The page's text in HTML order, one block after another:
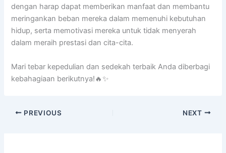
dengan harap dapat memberikan manfaat dan membantu
meringankan beban mereka dalam memenuhi kebutuhan
hidup, serta memotivasi mereka untuk tidak menyerah
dalam meraih prestasi dan cita-cita.
Mari tebar kepedulian dan sedekah terbaik Anda diberbagi
kebahagiaan berikutnya!🔥✨
PREVIOUS NEXT